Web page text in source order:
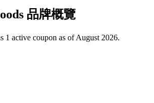
品牌概覽
1 active coupon as of August 2026.